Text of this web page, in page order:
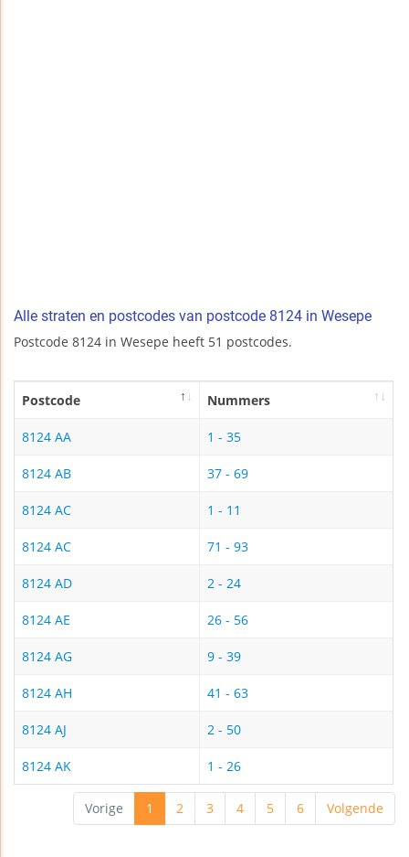
Alle straten en postcodes van postcode 8124 in Wesepe
Postcode 8124 in Wesepe heeft 51 postcodes.
Postcode Nummers
8124 AA 1 - 35
8124 AB 37 - 69
8124 AC 1 - 11
8124 AC 71 - 93
8124 AD 2 - 24
8124 AE 26 - 56
8124 AG 9 - 39
8124 AH 41 - 63
8124 AJ 2 - 50
8124 AK 1 - 26
Vorige 1 2 3 4 5 6 Volgende